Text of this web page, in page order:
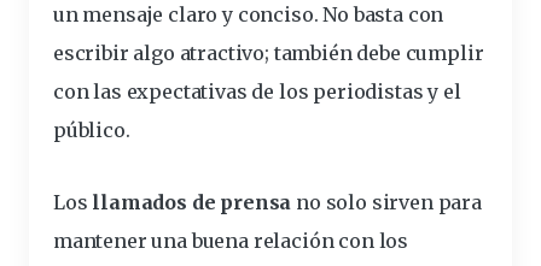
un mensaje claro y conciso. No basta con
escribir algo atractivo; también debe cumplir
con las expectativas de los periodistas y el
público.
Los llamados de prensa no solo sirven para
mantener una buena relación con los